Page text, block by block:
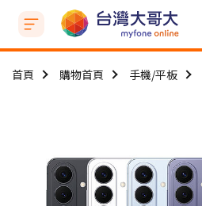
首頁 購物首頁 手機/平板